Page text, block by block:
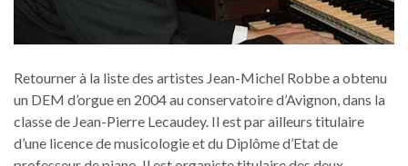
Retourner à la liste des artistes Jean-Michel Robbe a obtenu
un DEM d’orgue en 2004 au conservatoire d’Avignon, dans la
classe de Jean-Pierre Lecaudey. Il est par ailleurs titulaire
d’une licence de musicologie et du Diplôme d’Etat de